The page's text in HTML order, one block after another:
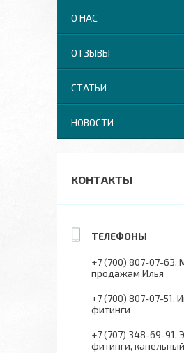
О НАС
ОТЗЫВЫ
СТАТЬИ
НОВОСТИ
КОНТАКТЫ
+7 (700) 807-07-63
продажам Илья
+7 (700) 807-07-51
фитинги
+7 (707) 348-69-91
фитинги,